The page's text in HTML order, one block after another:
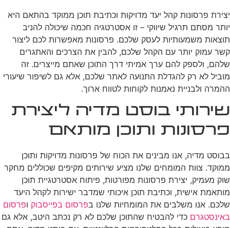
יצירת פרסונות קהל יעד מדויקות וכתיבת תוכן ממוקד בהתאם היא
יותר מסתם תרגיל שיווקי – זו אסטרטגיה חכמה שיכולה להניב
תוצאות משמעותיות לעסק שלכם. פרסונות מאפשרות לכם ליצור
קשר עמוק יותר עם הקהל שלכם, להבין את הצרכים והאתגרים
שלהם, ולספק להם ערך אמיתי דרך התוכן שאתם מייצרים. זה
מוביל לא רק להגדלת התנועה לאתר שלכם, אלא גם לשיפור שיעורי
ההמרה ולבניית נאמנות לקוחות לטווח ארוך.
שירותי בוסט מדיה ליצירת
פרסונות ותוכן מותאם
בבוסט מדיה, אנו מבינים את הכוח של פרסונות מדויקות ותוכן
ממוקד. צוות המומחים שלנו מציע שירותים מקיפים שכוללים מחקר
שוק מעמיק, יצירת פרסונות מפורטות, פיתוח אסטרטגיית תוכן
מותאמת אישית, וכתיבת תוכן איכותי שמדבר ישירות לקהל היעד
שלכם. אנו משלבים את המומחיות שלנו בפרסום בפייסבוק ופרסום
באינסטגרם כדי להבטיח שהתוכן שלכם לא רק נכתב היטב, אלא גם